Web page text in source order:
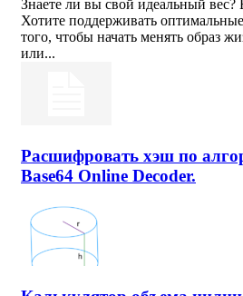
Знаете ли вы свой идеальный вес?
Хотите поддерживать
того, чтобы начать менять образ
или...
Расшифровать хэш по
Base64 Online Decoder.